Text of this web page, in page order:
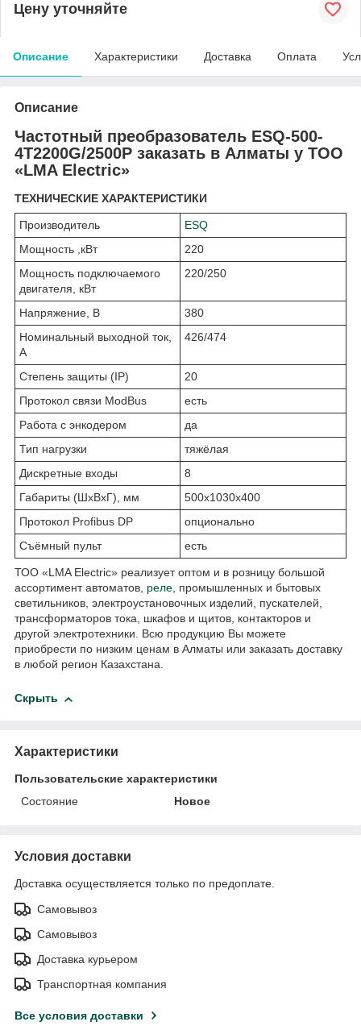
Цену уточняйте
Описание Характеристики Доставка Оплата
Описание
Частотный преобразователь ESQ-500-
4T2200G/2500P заказать в Алматы у ТОО
«LMA Electric»
ТЕХНИЧЕСКИЕ ХАРАКТЕРИСТИКИ
Производитель
ESQ
Мощность ,кВт
220
Мощность подключаемого
двигателя, кВт
220/250
Напряжение, В
380
Номинальный выходной ток,
А
426/474
Степень защиты (IP)
20
Протокол связи ModBus
есть
Работа с энкодером
да
Тип нагрузки
тяжёлая
Дискретные входы
8
Габариты (ШхВхГ), мм
500x1030x400
Протокол Profibus DP
опционально
Съёмный пульт
есть
ТОО «LMA Electric» реализует оптом и в розницу большой
ассортимент автоматов, реле, промышленных и бытовых
светильников, электроустановочных изделий, пускателей,
трансформаторов тока, шкафов и щитов, контакторов и
другой электротехники. Всю продукцию Вы можете
приобрести по низким ценам в Алматы или заказать доставку
в любой регион Казахстана.
Скрыть
Характеристики
Пользовательские характеристики
Состояние
Новое
Условия доставки
Доставка осуществляется только по предоплате.
Самовывоз
Самовывоз
Доставка курьером
Транспортная компания
Все условия доставки